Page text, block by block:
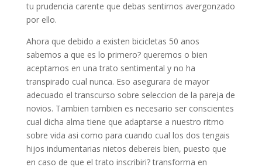
tu prudencia carente que debas sentirnos avergonzado
por ello.
Ahora que debido a existen bicicletas 50 anos
sabemos a que es lo primero? queremos o bien
aceptamos en una trato sentimental y no ha
transpirado cual nunca. Eso asegurara de mayor
adecuado el transcurso sobre seleccion de la pareja de
novios. Tambien tambien es necesario ser conscientes
cual dicha alma tiene que adaptarse a nuestro ritmo
sobre vida asi­ como para cuando cual los dos tengais
hijos indumentarias nietos debereis bien, puesto que
en caso de que el trato inscribiri? transforma en